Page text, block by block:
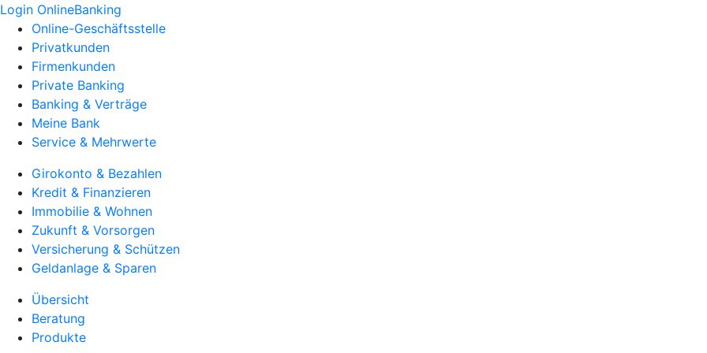
Login OnlineBanking
Online-Geschäftsstelle
Privatkunden
Firmenkunden
Private Banking
Banking & Verträge
Meine Bank
Service & Mehrwerte
Girokonto & Bezahlen
Kredit & Finanzieren
Immobilie & Wohnen
Zukunft & Vorsorgen
Versicherung & Schützen
Geldanlage & Sparen
Übersicht
Beratung
Produkte